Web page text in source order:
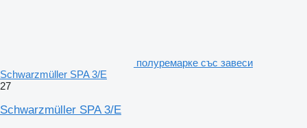
полуремарке със завеси
Schwarzmüller SPA 3/E
27
Schwarzmüller SPA 3/E